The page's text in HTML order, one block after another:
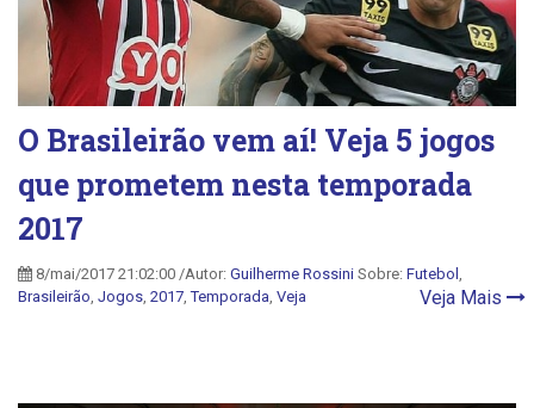
O Brasileirão vem aí! Veja 5 jogos
que prometem nesta temporada
2017
8/mai/2017 21:02:00 /Autor: Guilherme Rossini Sobre: Futebol
Brasileirão Jogos 2017 ,Temporada Veja Veja Mais